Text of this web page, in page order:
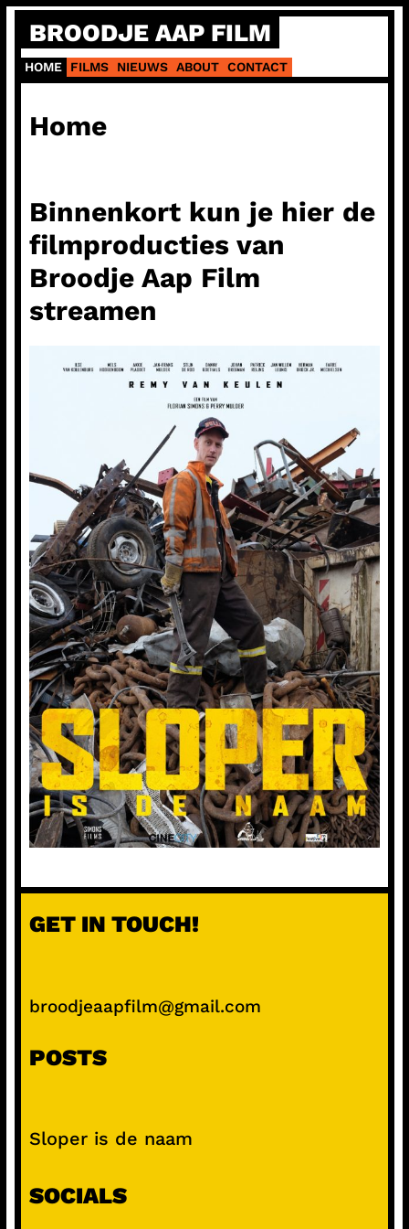
naar
de
inhoud
BROODJE AAP FILM
HOME FILMS NIEUWS ABOUT CONTACT
Home
Binnenkort kun je hier de
filmproducties van
Broodje Aap Film
streamen
GET IN TOUCH!
broodjeaapfilm@gmail.com
POSTS
Sloper is de naam
SOCIALS